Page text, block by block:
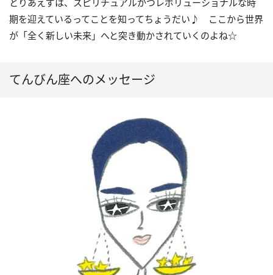
期を迎えているってことを知ってちょうだい♪ ここから世界
が「全く新しい未来」へと突き動かされていくのよね☆
てんびん座へのメッセージ